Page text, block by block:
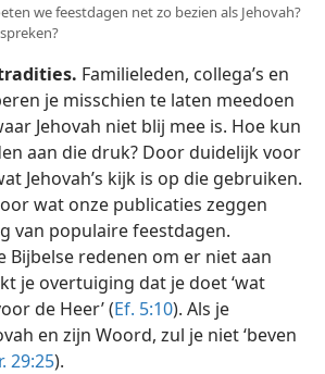
we feestdagen net zo bezien als Jehovah?
Familieleden, collega’s en
je misschien te laten meedoen
Jehovah niet blij mee is. Hoe kun
aan die druk? Door duidelijk voor
Jehovah’s kijk is op die gebruiken.
wat onze publicaties zeggen
van populaire feestdagen.
Bijbelse redenen om er niet aan
je overtuiging dat je doet ‘wat
de Heer’ (Ef. 5:10). Als je
en zijn Woord, zul je niet ‘beven
29:25).